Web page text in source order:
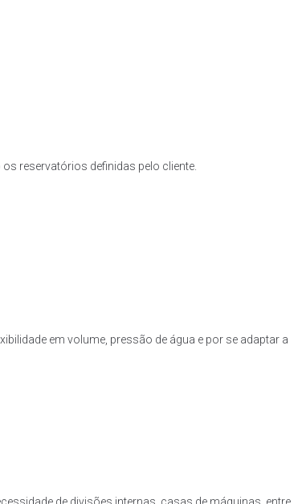
reservatórios definidas pelo cliente.
em volume, pressão de água e por se adaptar a